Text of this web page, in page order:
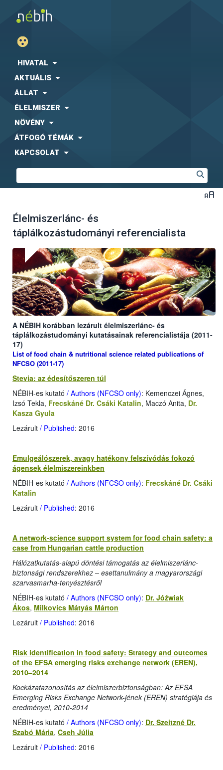
HIVATAL
AKTUÁLIS
ÁLLAT
ÉLELMISZER
NÖVÉNY
ÁTFOGÓ TÉMÁK
KAPCSOLAT
Élelmiszerlánc- és
táplálkozástudományi referencialista
A NÉBIH korábban lezárult élelmiszerlánc- és
táplálkozástudományi kutatásainak referencialistája (2011-
17)
List of food chain & nutritional science related publications of
NFCSO (2011-17)
Stevia: az édesítőszeren túl
NÉBIH-es kutató / Authors (NFCSO only): Kemenczei Ágnes,
Izsó Tekla, Frecskáné Dr. Csáki Katalin, Maczó Anita, Dr.
Kasza Gyula
Lezárult / Published: 2016
Emulgeálószerek, avagy hatékony felszívódás fokozó
ágensek élelmiszereinkben
NÉBIH-es kutató / Authors (NFCSO only): Frecskáné Dr. Csáki
Katalin
Lezárult / Published: 2016
A network-science support system for food chain safety: a
case from Hungarian cattle production
Hálózatkutatás-alapú döntési támogatás az élelmiszerlánc-
biztonsági rendszerekhez – esettanulmány a magyarországi
szarvasmarha-tenyésztésről
NÉBIH-es kutató / Authors (NFCSO only): Dr. Jóźwiak
Ákos, Milkovics Mátyás Márton
Lezárult / Published: 2016
Risk identification in food safety: Strategy and outcomes
of the EFSA emerging risks exchange network (EREN),
2010–2014
Kockázatazonosítás az élelmiszerbiztonságban: Az EFSA
Emerging Risks Exchange Network-jének (EREN) stratégiája és
eredményei, 2010-2014
NÉBIH-es kutató / Authors (NFCSO only): Dr. Szeitzné Dr.
Szabó Mária, Cseh Júlia
Lezárult / Published: 2016